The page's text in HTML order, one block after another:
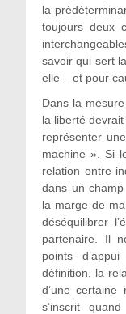
la
toujours deux
savoir qui sert
elle – et pour
Dans la
la liberté
représenter
machine ». Si
relation entre
dans un champ
la marge de
déséquilibrer
partenaire. Il
points
définition, la
d’une
s’inscrit